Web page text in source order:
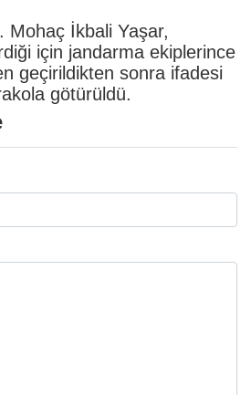
Mohaç İkbali Yaşar,
için jandarma ekiplerince
geçirildikten sonra ifadesi
götürüldü.